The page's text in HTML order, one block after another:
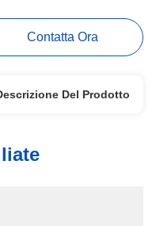
Contatta Ora
Del Prodotto